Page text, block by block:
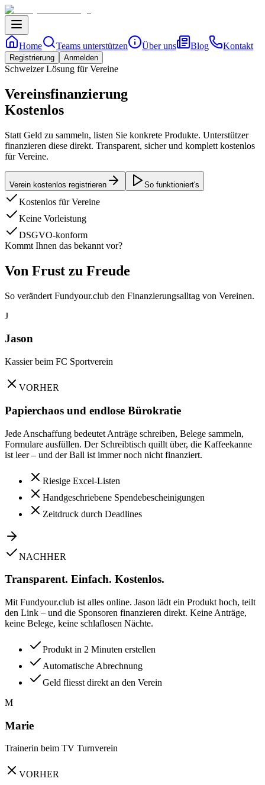
Home Teams unterstützen Über uns Blog Kontakt
Registrierung Anmelden
Schweizer Lösung für Vereine
Vereinsfinanzierung
Kostenlos
Statt Geld zu sammeln, listen Sie konkrete Produkte. Unterstützer
finanzieren diese direkt. Transparent, sicher und komplett kostenlos
für Vereine.
Verein kostenlos registrieren So funktioniert's
Kostenlos für Vereine
Keine Vorleistung
DSGVO-konform
Kommt Ihnen das bekannt vor?
Von Frust zu Freude
So verändert Fundyour.club den Finanzierungsalltag von Vereinen.
J
Jason
Kassier beim FC Sportverein
VORHER
Papierchaos und endlose Bürokratie
Jede Anschaffung bedeutet Anträge schreiben, Belege sammeln,
Formulare ausfüllen. Der Schreibtisch quillt über, die Kaffeekanne
ist leer – und der Ball ist immer noch nicht finanziert.
Riesige Excel-Listen
Handgeschriebene Spendebescheinigungen
Zeitdruck durch Deadlines
NACHHER
Transparent. Einfach. Kostenlos.
Mit Fundyour.club ist alles online. Jason lädt ein Produkt hoch, teilt
den Link – und die Sponsoren finanzieren direkt. Keine Anträge,
keine Belege, keine schlaflosen Nächte.
Produkt in 2 Minuten erstellen
Automatische Abrechnung
Geld fliesst direkt an den Verein
M
Marie
Trainerin beim TV Turnverein
VORHER